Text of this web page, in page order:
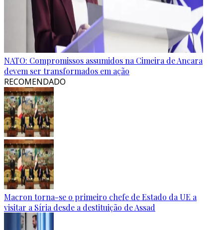
NATO: Compromissos assumidos na Cimeira de Ancara
devem ser transformados em ação
RECOMENDADO
Macron torna-se o primeiro chefe de Estado da UE a
visitar a Síria desde a destituição de Assad